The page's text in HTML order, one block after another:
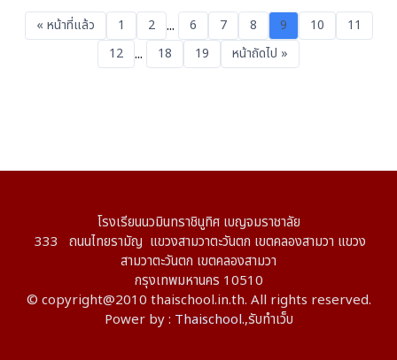
« หน้าที่แล้ว 1 2 ... 6 7 8 9 10
11
12
... 18 19 หน้าถัดไป »
โรงเรียนนวมินทราชินูทิศ เบญจมราชาลัย
333 ถนนไทยรามัญ แขวงสามวาตะวันตก เขตคลองสามวา แขวง
สามวาตะวันตก เขตคลองสามวา
กรุงเทพมหานคร 10510
© copyright@2010 thaischool.in.th. All rights reserved.
Power by : Thaischool.,รับทำเว็บ